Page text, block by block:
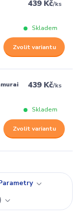
439 Kč/ks
Skladem
Zvolit variantu
439 Kč/ks
Skladem
Zvolit variantu